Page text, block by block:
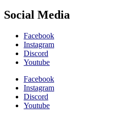
Social Media
Facebook
Instagram
Discord
Youtube
Facebook
Instagram
Discord
Youtube